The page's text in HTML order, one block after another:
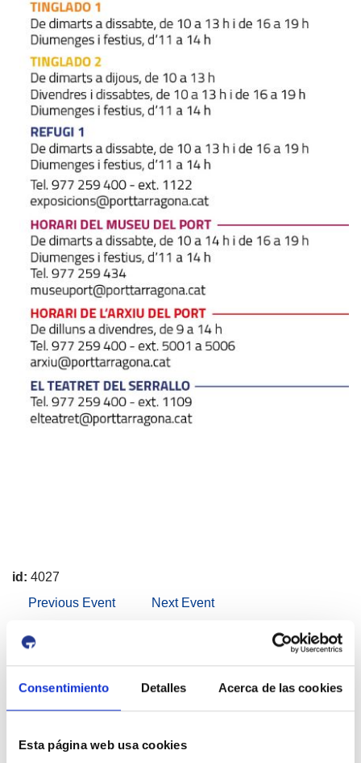
Consentimiento Detalles Acerca de las cookies
Esta página web usa cookies
id: 4027
Previous Event
Next Event
Port & City